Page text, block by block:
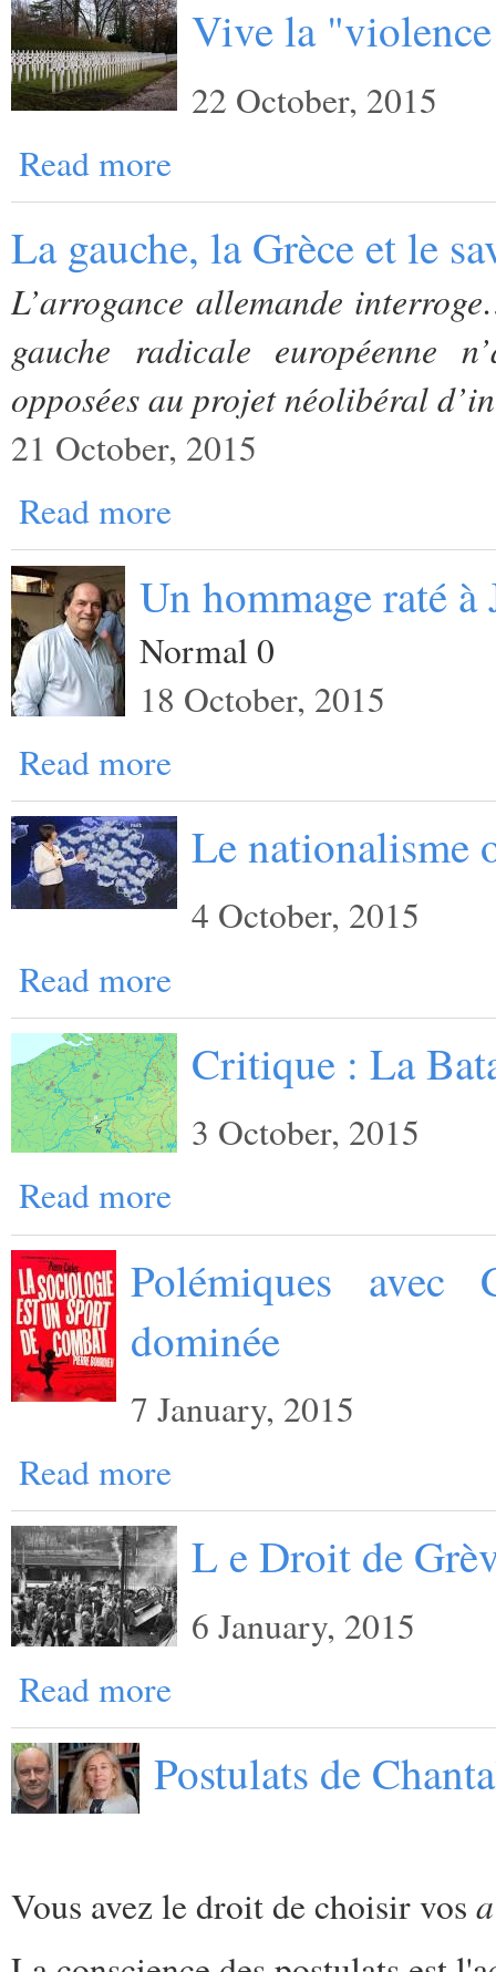
Vive la
22 October, 2015
Read more
La gauche, la Grèce et le
L’arrogance allemande
gauche radicale européenne
opposées au projet néolibéral
21 October, 2015
Read more
Un hommage raté à
Normal 0
18 October, 2015
Read more
Le nationalisme
4 October, 2015
Read more
Critique : La
3 October, 2015
Read more
Polémiques avec
dominée
7 January, 2015
Read more
L e Droit de
6 January, 2015
Read more
Postulats de
Vous avez le droit de choisir vos